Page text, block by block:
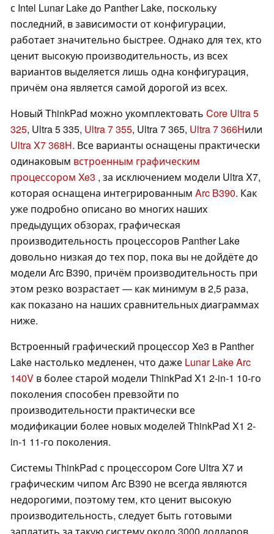
с Intel Lunar Lake до Panther Lake, поскольку
последний, в зависимости от конфигурации,
работает значительно быстрее. Однако для тех, кто
ценит высокую производительность, из всех
вариантов выделяется лишь одна конфигурация,
причём она является самой дорогой из всех.
Новый ThinkPad можно укомплектовать Core Ultra 5
325, Ultra 5 335, Ultra 7 355, Ultra 7 365, Ultra 7 366Hили
Ultra X7 368H. Все варианты оснащены практически
одинаковым встроенным графическим
процессором Xe3 , за исключением модели Ultra X7,
которая оснащена интегрированным Arc B390. Как
уже подробно описано во многих наших
предыдущих обзорах, графическая
производительность процессоров Panther Lake
довольно низкая до тех пор, пока вы не дойдёте до
модели Arc B390, причём производительность при
этом резко возрастает — как минимум в 2,5 раза,
как показано на наших сравнительных диаграммах
ниже.
Встроенный графический процессор Xe3 в Panther
Lake настолько медленен, что даже Lunar Lake Arc
140V в более старой модели ThinkPad X1 2-in-1 10-го
поколения способен превзойти по
производительности практически все
модификации более новых моделей ThinkPad X1 2-
in-1 11-го поколения.
Системы ThinkPad с процессором Core Ultra X7 и
графическим чипом Arc B390 не всегда являются
недорогими, поэтому тем, кто ценит высокую
производительность, следует быть готовыми